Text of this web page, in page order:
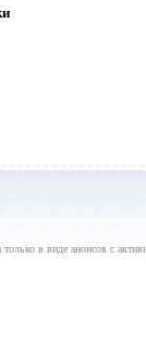
в виде анонсов с